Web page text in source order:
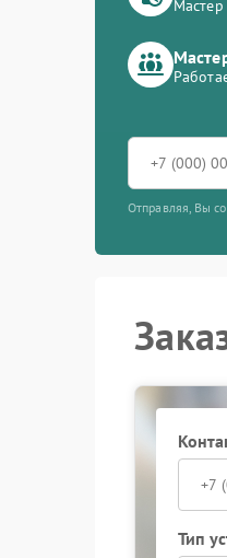
Отправляя, Вы
Тип